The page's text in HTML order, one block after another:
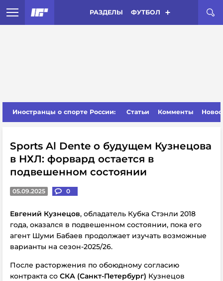
РАЗДЕЛЫ ФУТБОЛ
Иностранцы о спорте России: Статьи Комменты
Sports Al Dente о будущем Кузнецова
в НХЛ: форвард остается в
подвешенном состоянии
05.09.2025 0
Евгений Кузнецов, обладатель Кубка Стэнли 2018
года, оказался в подвешенном состоянии, пока его
агент Шуми Бабаев продолжает изучать возможные
варианты на сезон-2025/26.
После расторжения по обоюдному согласию
контракта со СКА (Санкт-Петербург) Кузнецов